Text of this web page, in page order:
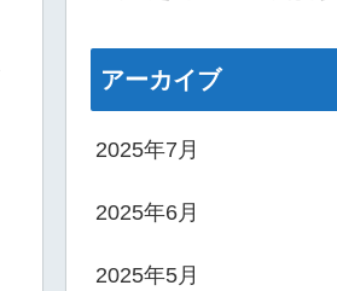
アーカイブ
2025年7月
2025年6月
2025年5月